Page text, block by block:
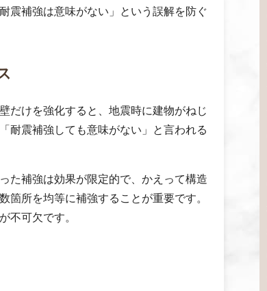
震補強は意味がない」という誤解を防ぐ
だけを強化すると、地震時に建物がねじ
耐震補強しても意味がない」と言われる
た補強は効果が限定的で、かえって構造
箇所を均等に補強することが重要です。
不可欠です。